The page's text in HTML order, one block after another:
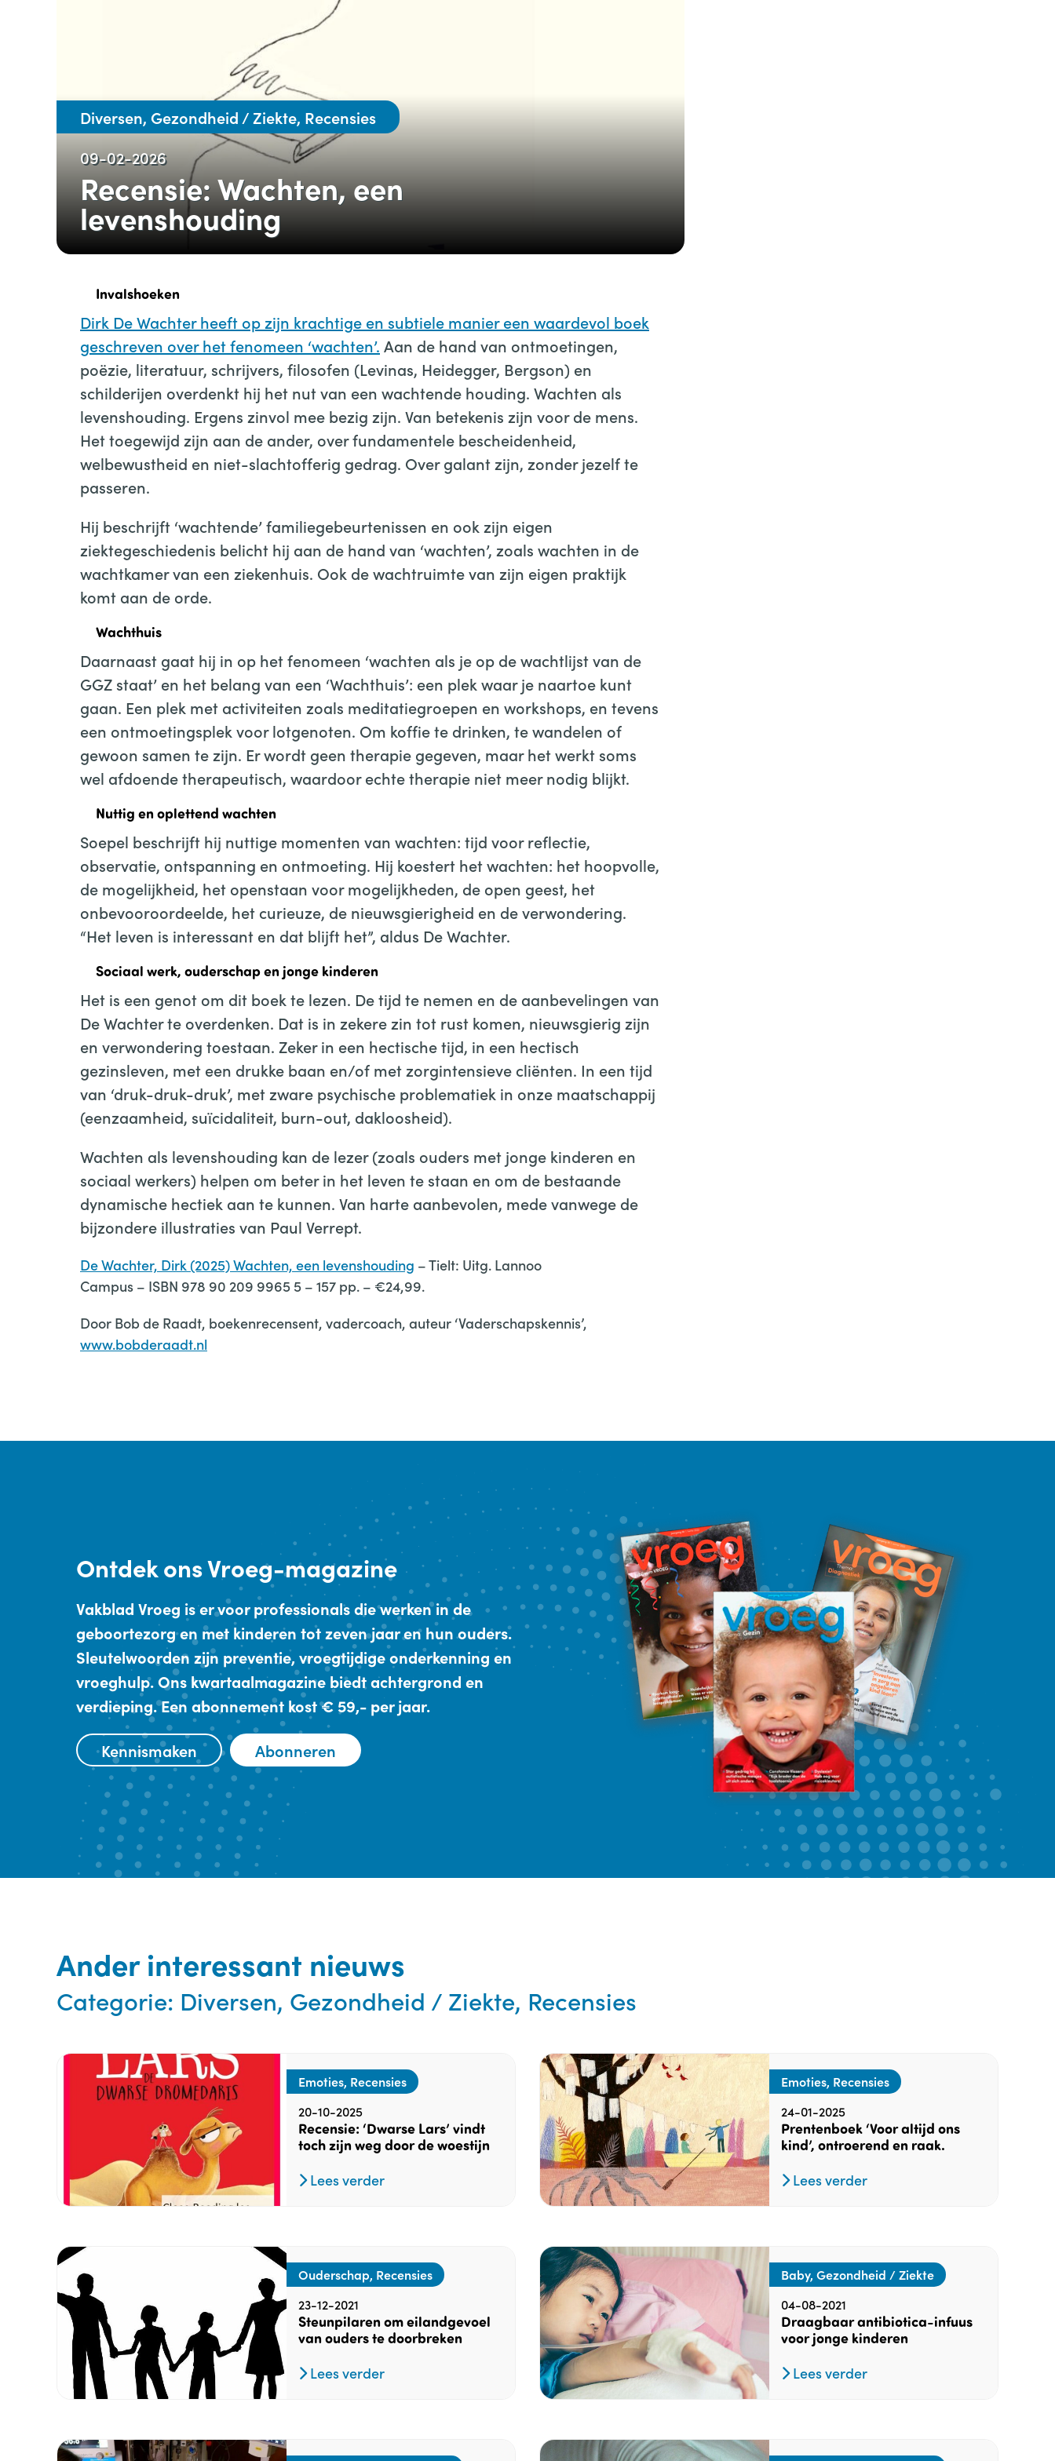
Diversen, Gezondheid / Ziekte, Recensies
09-02-2026
Recensie: Wachten, een
levenshouding
Invalshoeken
Dirk De Wachter heeft op zijn krachtige en subtiele manier een waardevol boek
geschreven over het fenomeen ‘wachten’. Aan de hand van ontmoetingen,
poëzie, literatuur, schrijvers, filosofen (Levinas, Heidegger, Bergson) en
schilderijen overdenkt hij het nut van een wachtende houding. Wachten als
levenshouding. Ergens zinvol mee bezig zijn. Van betekenis zijn voor de mens.
Het toegewijd zijn aan de ander, over fundamentele bescheidenheid,
welbewustheid en niet-slachtofferig gedrag. Over galant zijn, zonder jezelf te
passeren.
Hij beschrijft ‘wachtende’ familiegebeurtenissen en ook zijn eigen
ziektegeschiedenis belicht hij aan de hand van ‘wachten’, zoals wachten in de
wachtkamer van een ziekenhuis. Ook de wachtruimte van zijn eigen praktijk
komt aan de orde.
Wachthuis
Daarnaast gaat hij in op het fenomeen ‘wachten als je op de wachtlijst van de
GGZ staat’ en het belang van een ‘Wachthuis’: een plek waar je naartoe kunt
gaan. Een plek met activiteiten zoals meditatiegroepen en workshops, en tevens
een ontmoetingsplek voor lotgenoten. Om koffie te drinken, te wandelen of
gewoon samen te zijn. Er wordt geen therapie gegeven, maar het werkt soms
wel afdoende therapeutisch, waardoor echte therapie niet meer nodig blijkt.
Nuttig en oplettend wachten
Soepel beschrijft hij nuttige momenten van wachten: tijd voor reflectie,
observatie, ontspanning en ontmoeting. Hij koestert het wachten: het hoopvolle,
de mogelijkheid, het openstaan voor mogelijkheden, de open geest, het
onbevooroordeelde, het curieuze, de nieuwsgierigheid en de verwondering.
“Het leven is interessant en dat blijft het”, aldus De Wachter.
Sociaal werk, ouderschap en jonge kinderen
Het is een genot om dit boek te lezen. De tijd te nemen en de aanbevelingen van
De Wachter te overdenken. Dat is in zekere zin tot rust komen, nieuwsgierig zijn
en verwondering toestaan. Zeker in een hectische tijd, in een hectisch
gezinsleven, met een drukke baan en/of met zorgintensieve cliënten. In een tijd
van ‘druk-druk-druk’, met zware psychische problematiek in onze maatschappij
(eenzaamheid, suïcidaliteit, burn-out, dakloosheid).
Wachten als levenshouding kan de lezer (zoals ouders met jonge kinderen en
sociaal werkers) helpen om beter in het leven te staan en om de bestaande
dynamische hectiek aan te kunnen. Van harte aanbevolen, mede vanwege de
bijzondere illustraties van Paul Verrept.
De Wachter, Dirk (2025) Wachten, een levenshouding – Tielt: Uitg. Lannoo
Campus – ISBN 978 90 209 9965 5 – 157 pp. – €24,99.
Door Bob de Raadt, boekenrecensent, vadercoach, auteur ‘Vaderschapskennis’,
www.bobderaadt.nl
Ontdekons Vroeg-magazine
Vakblad Vroeg is er voor professionals die werken in de
geboortezorg en met kinderen tot zeven jaar en hun ouders.
Sleutelwoorden zijn preventie, vroegtijdige onderkenning en
vroeghulp. Ons kwartaalmagazine biedt achtergrond en
verdieping. Een abonnement kost € 59,- per jaar.
Kennismaken Abonneren
Ander interessant nieuws
Categorie: Diversen, Gezondheid / Ziekte, Recensies
Emoties, Recensies
20-10-2025
Recensie: ‘Dwarse Lars’ vindt
toch zijn weg door de woestijn
Lees verder
Emoties, Recensies
24-01-2025
Prentenboek ‘Voor altijd ons
kind’, ontroerend en raak.
Lees verder
Ouderschap, Recensies
23-12-2021
Steunpilaren om eilandgevoel
van ouders te doorbreken
Lees verder
Baby, Gezondheid / Ziekte
04-08-2021
Draagbaar antibiotica-infuus
voor jonge kinderen
Lees verder